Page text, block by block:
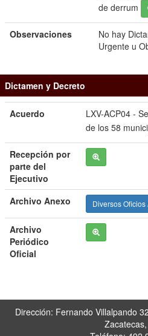
de derrum
Observaciones
No hay
Urgente u
Dictamen y Decreto
Acuerdo
LXV-ACP04 -
de los 58
Recepción por
parte del
Ejecutivo
Archivo Anexo
Diversos Oficios
Archivo
Periódico
Oficial
Dirección: Fernando Villalpando